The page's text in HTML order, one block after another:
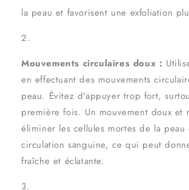
la peau et favorisent une exfoliation
Mouvements circulaires doux :
en effectuant des mouvements
peau. Évitez d'appuyer trop fort,
première fois. Un mouvement doux et
éliminer les cellules mortes de la peau
circulation sanguine, ce qui peut
fraîche et éclatante.